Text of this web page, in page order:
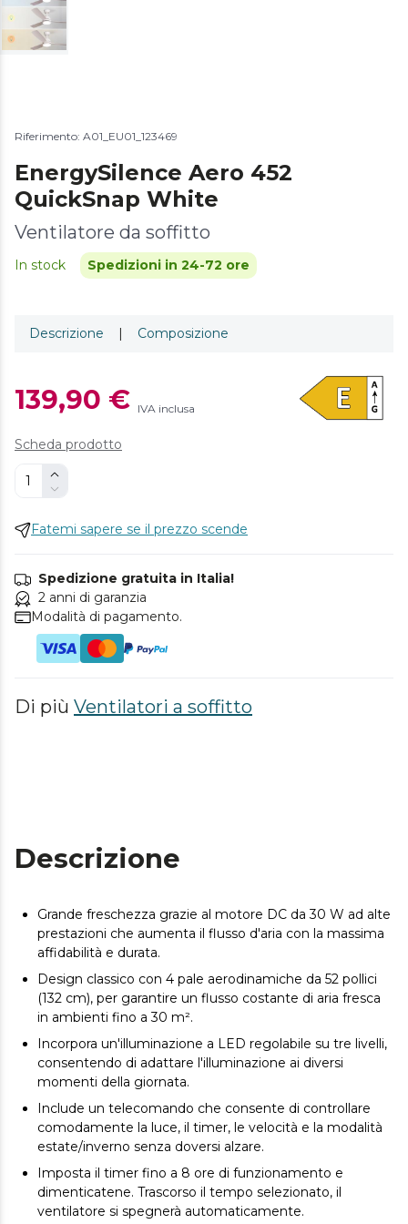
Riferimento: A01_EU01_123469
EnergySilence Aero 452
QuickSnap White
Ventilatore da soffitto
In stock Spedizioni in 24-72 ore
Descrizione | Composizione
139,90 € IVA inclusa
Scheda prodotto
Fatemi sapere se il prezzo scende
Spedizione gratuita in Italia!
2 anni di garanzia
Modalità di pagamento.
Di più Ventilatori a soffitto
Descrizione
Grande freschezza grazie al motore DC da 30 W ad alte
prestazioni che aumenta il flusso d'aria con la massima
affidabilità e durata.
Design classico con 4 pale aerodinamiche da 52 pollici
(132 cm), per garantire un flusso costante di aria fresca
in ambienti fino a 30 m².
Incorpora un'illuminazione a LED regolabile su tre livelli,
consentendo di adattare l'illuminazione ai diversi
momenti della giornata.
Include un telecomando che consente di controllare
comodamente la luce, il timer, le velocità e la modalità
estate/inverno senza doversi alzare.
Imposta il timer fino a 8 ore di funzionamento e
dimenticatene. Trascorso il tempo selezionato, il
ventilatore si spegnerà automaticamente.